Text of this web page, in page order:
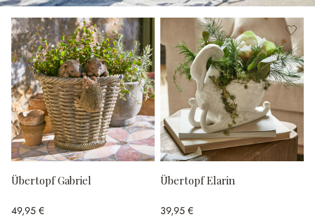
Übertopf Gabriel
49,95 €
Übertopf Elarin
39,95 €